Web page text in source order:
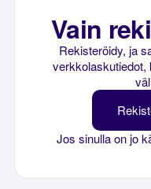
Vain
Rekisteröidy, ja
verkkolaskutiedot,
Jos sinulla on jo